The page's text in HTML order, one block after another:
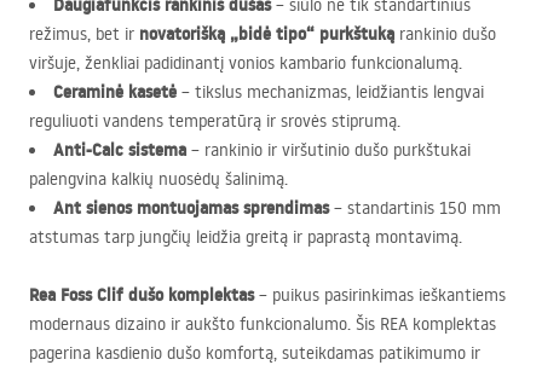
Daugiafunkcis rankinis dušas– siūlo ne tik standartinius
režimus, bet ir novatorišką „bidė tipo“ purkštuką rankinio dušo
viršuje, ženkliai padidinantį vonios kambario funkcionalumą.
Ceraminė kasetė – tikslus mechanizmas, leidžiantis lengvai
reguliuoti vandens temperatūrą ir srovės stiprumą.
Anti-Calc sistema – rankinio ir viršutinio dušo purkštukai
palengvina kalkių nuosėdų šalinimą.
Ant sienos montuojamas sprendimas– standartinis 150 mm
atstumas tarp jungčių leidžia greitą ir paprastą montavimą.
Rea Foss Clif dušo komplektas– puikus pasirinkimas ieškantiems
modernaus dizaino ir aukšto funkcionalumo. Šis REA komplektas
pagerina kasdienio dušo komfortą, suteikdamas patikimumo ir